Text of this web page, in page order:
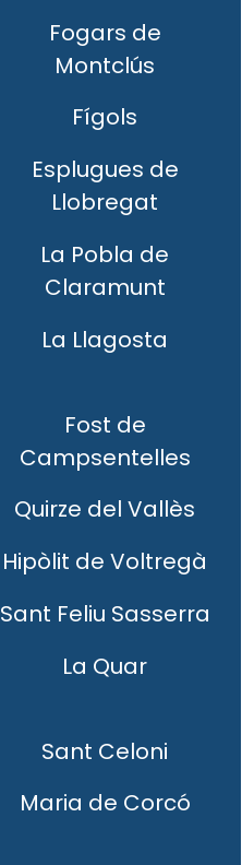
Fogars de
Montclús
Fígols
Esplugues de
Llobregat
La Pobla de
Claramunt
La Llagosta
Fost de
Campsentelles
Quirze del Vallès
Hipòlit de Voltregà
Sant Feliu Sasserra
La Quar
Sant Celoni
Maria de Corcó